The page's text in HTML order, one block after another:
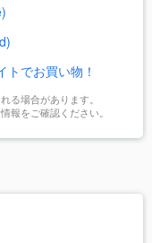
でお買い物！
る場合があります。
報をご確認ください。